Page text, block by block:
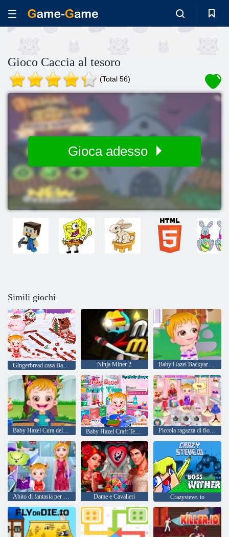
Gioco Caccia al tesoro
(Total 56)
Gioca adesso
Simili giochi
Gingerbread casa Baby Hazel Ninja Miner 2 Baby Hazel Backyard partito
Baby Hazel Cura dell'igiene Baby Hazel Craft Tempo Piccola ragazza di fiori nocciola
Abito di fantasia per bambini Dame e Cavalieri Crazysteve. io